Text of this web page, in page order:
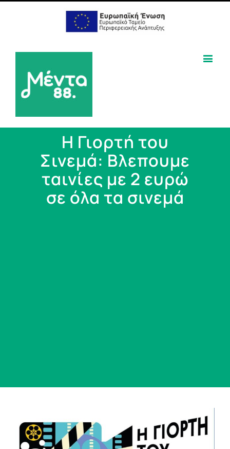
Η Γιορτή του
Σινεμά: Βλεπουμε
ταινίες με 2 ευρώ
σε όλα τα σινεμά
Larger
Image